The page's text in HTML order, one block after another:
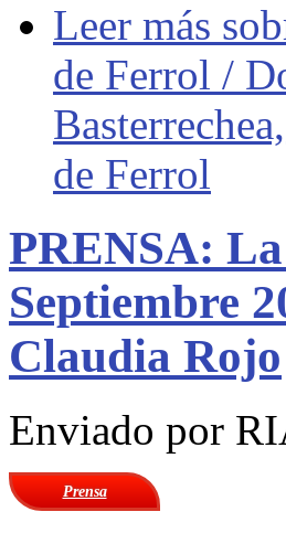
Leer más
de Ferrol /
de Ferrol
PRENSA:
Septiembre
Claudia Rojo
Enviado por
Prensa